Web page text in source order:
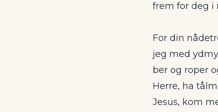
frem for deg i
For din
jeg med
ber og roper
Herre, ha
Jesus, kom